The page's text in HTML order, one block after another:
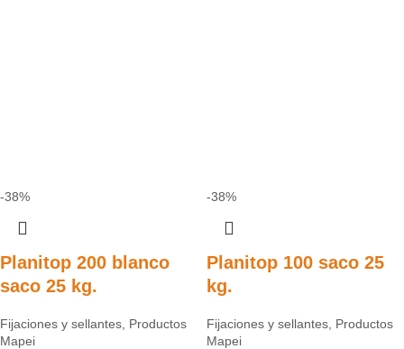
-38%
Planitop 200 blanco
saco 25 kg.
Fijaciones y sellantes Productos
Mapei
-38%
Planitop 100 saco 25
kg.
Fijaciones y sellantes Productos
Mapei